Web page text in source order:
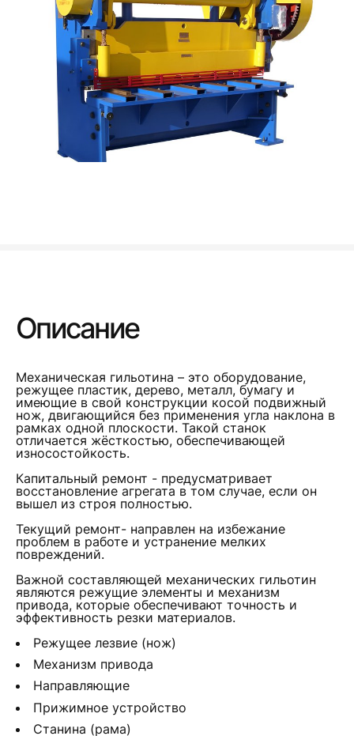
Описание
Механическая гильотина – это оборудование,
режущее пластик, дерево, металл, бумагу и
имеющие в свой конструкции косой подвижный
нож, двигающийся без применения угла наклона в
рамках одной плоскости. Такой станок
отличается жёсткостью, обеспечивающей
износостойкость.
Капитальный ремонт - предусматривает
восстановление агрегата в том случае, если он
вышел из строя полностью.
Текущий ремонт- направлен на избежание
проблем в работе и устранение мелких
повреждений.
Важной составляющей механических гильотин
являются режущие элементы и механизм
привода, которые обеспечивают точность и
эффективность резки материалов.
Режущее лезвие (нож)
Механизм привода
Направляющие
Прижимное устройство
Станина (рама)